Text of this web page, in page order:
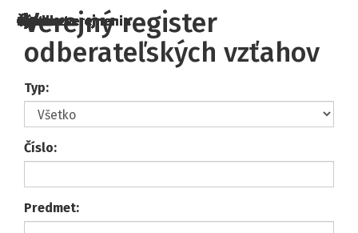
Verejný register
odberateľských vzťahov
Typ:
Číslo:
Predmet: